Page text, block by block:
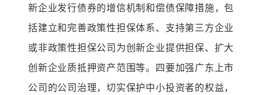
新企业发行债券的增信机制和偿债保障措施，包
括建立和完善政策性担保体系、支持第三方企业
或非政策性担保公司为创新企业提供担保、扩大
创新企业质抵押资产范围等。四要加强广东上市
公司的公司治理，切实保护中小投资者的权益，